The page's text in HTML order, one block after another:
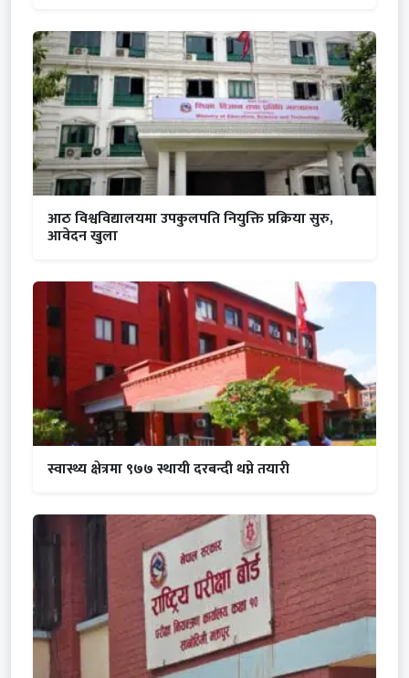
आठ विश्वविद्यालयमा उपकुलपति नियुक्ति प्रक्रिया सुरु,
आवेदन खुला
स्वास्थ्य क्षेत्रमा ९७७ स्थायी दरबन्दी थप्ने तयारी